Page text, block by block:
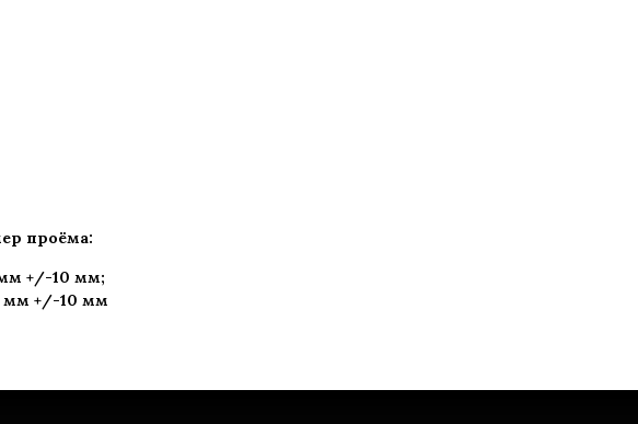
проёма:
+/-10 мм;
мм +/-10 мм